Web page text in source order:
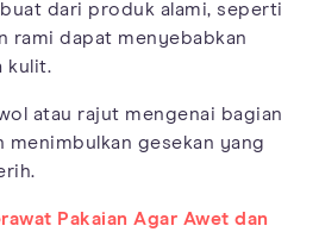
dari produk alami, seperti
rami dapat menyebabkan
kulit.
atau rajut mengenai bagian
menimbulkan gesekan yang
Pakaian Agar Awet dan